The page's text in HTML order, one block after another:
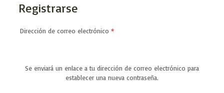
Registrarse
Dirección de correo electrónico *Obligatorio
Se enviará un enlace a tu dirección de correo electrónico para
establecer una nueva contraseña.